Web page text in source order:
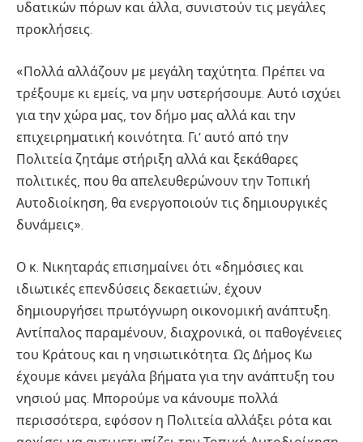
υδατικών πόρων και άλλα, συνιστούν τις μεγάλες
προκλήσεις.
«Πολλά αλλάζουν με μεγάλη ταχύτητα. Πρέπει να
τρέξουμε κι εμείς, να μην υστερήσουμε. Αυτό ισχύει
για την χώρα μας, τον δήμο μας αλλά και την
επιχειρηματική κοινότητα. Γι’ αυτό από την
Πολιτεία ζητάμε στήριξη αλλά και ξεκάθαρες
πολιτικές, που θα απελευθερώνουν την Τοπική
Αυτοδιοίκηση, θα ενεργοποιούν τις δημιουργικές
δυνάμεις».
Ο κ. Νικηταράς επισημαίνει ότι «δημόσιες και
ιδιωτικές επενδύσεις δεκαετιών, έχουν
δημιουργήσει πρωτόγνωρη οικονομική ανάπτυξη.
Αντίπαλος παραμένουν, διαχρονικά, οι παθογένειες
του Κράτους και η νησιωτικότητα. Ως Δήμος Κω
έχουμε κάνει μεγάλα βήματα για την ανάπτυξη του
νησιού μας. Μπορούμε να κάνουμε πολλά
περισσότερα, εφόσον η Πολιτεία αλλάξει ρότα και